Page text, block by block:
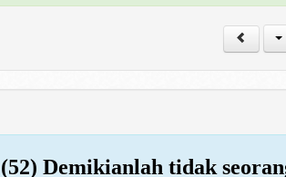
(52) Demikianlah tidak